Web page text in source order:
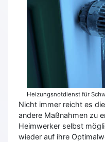
Heizungsnotdienst für
Nicht immer reicht es
andere Maßnahmen zu
Heimwerker selbst
wieder auf ihre